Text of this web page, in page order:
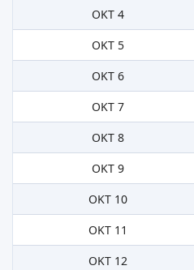
OKT 4
OKT 5
OKT 6
OKT 7
OKT 8
OKT 9
OKT 10
OKT 11
OKT 12